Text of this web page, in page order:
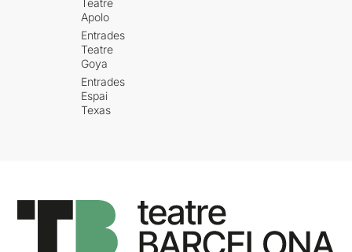
Apolo
Entrades
Teatre
Goya
Entrades
Espai
Texas